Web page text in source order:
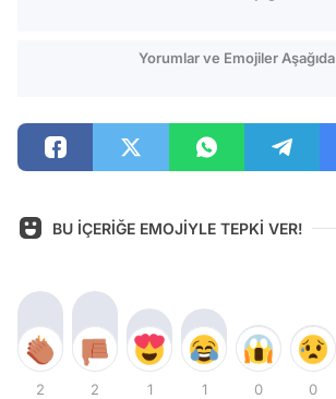
Yorumlar ve Emojiler Aşağıda
BU İÇERİĞE EMOJİYLE TEPKİ VER!
2 2 1 1 0 0